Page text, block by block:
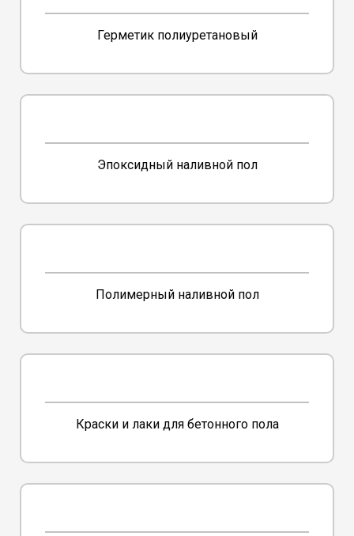
Герметик полиуретановый
Эпоксидный наливной пол
Полимерный наливной пол
Краски и лаки для бетонного пола